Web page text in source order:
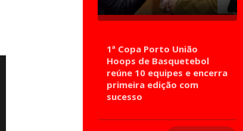
1ª Copa Porto União
Hoops de Basquetebol
reúne 10 equipes e encerra
primeira edição com
sucesso